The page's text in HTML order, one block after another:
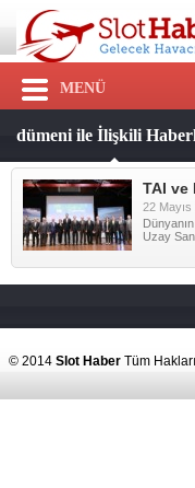
MENÜ
dümeni ile İlişkili
TAI ve
22 Mayıs
Uzay
© 2014 Slot Haber Tüm